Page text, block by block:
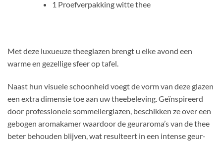
1 Proefverpakking witte thee
Met deze luxueuze theeglazen brengt u elke avond een
warme en gezellige sfeer op tafel.
Naast hun visuele schoonheid voegt de vorm van deze glazen
een extra dimensie toe aan uw theebeleving. Geïnspireerd
door professionele sommelierglazen, beschikken ze over een
gebogen aromakamer waardoor de geuraroma’s van de thee
beter behouden blijven, wat resulteert in een intense geur-